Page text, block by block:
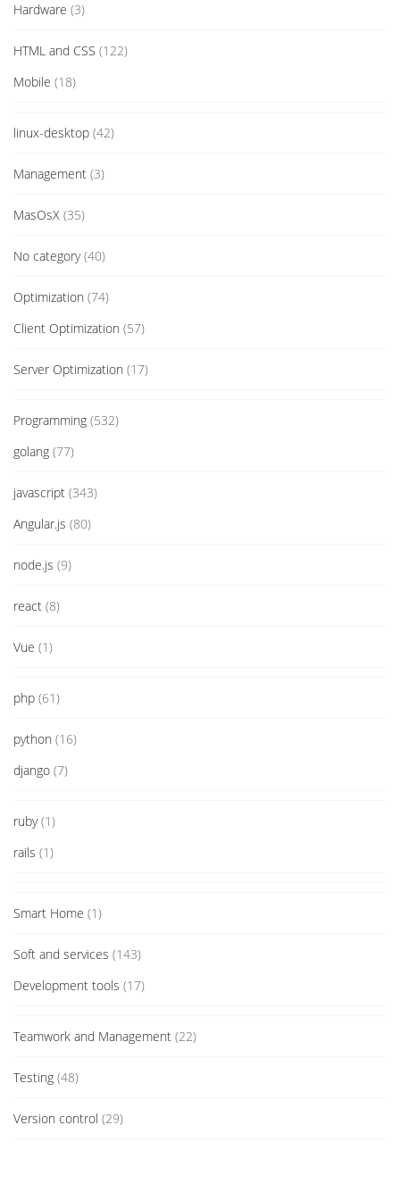
Hardware (3)
HTML and CSS (122)
Mobile (18)
linux-desktop (42)
Management (3)
MasOsX (35)
No category(40)
Optimization (74)
Client Optimization (57)
Server Optimization (17)
Programming (532)
golang (77)
javascript (343)
Angular.js (80)
node.js (9)
react (8)
Vue (1)
php (61)
python (16)
django (7)
ruby(1)
rails (1)
Smart Home (1)
Soft and services (143)
Development tools (17)
Teamwork and Management (22)
Testing (48)
Version control (29)